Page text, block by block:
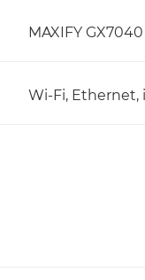
MAXIFY GX7040
Wi-Fi, Ethernet,